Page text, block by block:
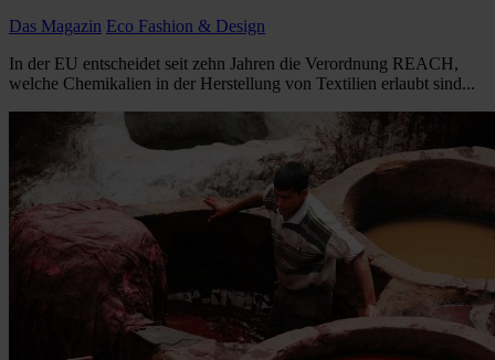
Das Magazin Eco Fashion & Design
In der EU entscheidet seit zehn Jahren die Verordnung REACH,
welche Chemikalien in der Herstellung von Textilien erlaubt sind...